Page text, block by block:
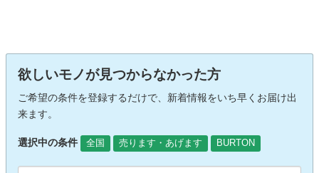
欲しいモノが見つからなかった方
ご希望の条件を登録するだけで、新着情報をいち早くお届け出
来ます。
選択中の条件 全国 売ります・あげます BURTON